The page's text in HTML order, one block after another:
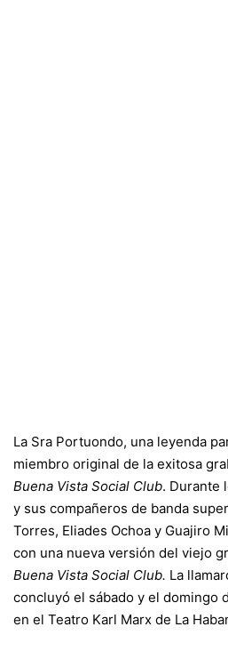
La Sra Portuondo, una leyenda
miembro original de la exitosa
Buena Vista Social Club. Durante
y sus compañeros de banda
Torres, Eliades Ochoa y Guajiro
con una nueva versión del viejo
Buena Vista Social Club. La
concluyó el sábado y el domingo
en el Teatro Karl Marx de La